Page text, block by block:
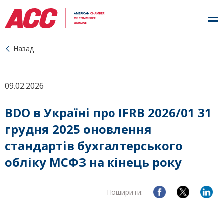
Назад
09.02.2026
BDO в Україні про IFRB 2026/01 31
грудня 2025 оновлення
стандартів бухгалтерського
обліку МСФЗ на кінець року
Поширити: